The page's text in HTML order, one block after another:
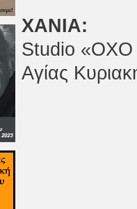
ΧΑΝΙΑ:
Studio
Αγίας